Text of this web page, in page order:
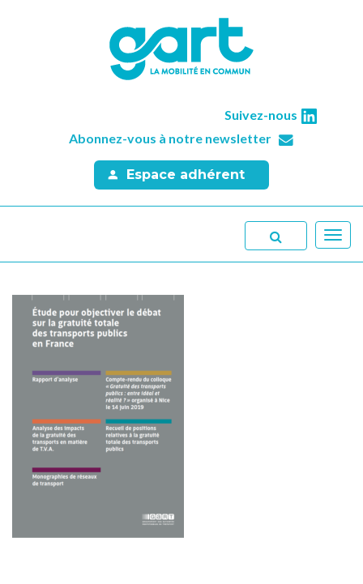
Suivez-nous
Abonnez-vous à notre newsletter
Espace adhérent